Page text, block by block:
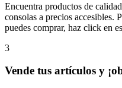
Encuentra productos de
consolas a precios accesibles.
puedes comprar, haz click en
3
Vende tus artículos y